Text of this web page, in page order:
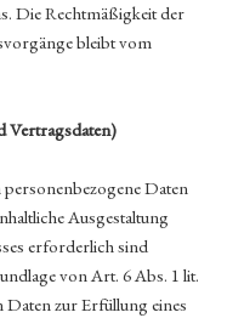
Die Rechtmäßigkeit der
bleibt vom
Vertragsdaten)
Daten
Ausgestaltung
erforderlich sind
von Art. 6 Abs. 1 lit.
zur Erfüllung eines